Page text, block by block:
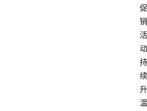
促
销
活
动
持
续
升
温